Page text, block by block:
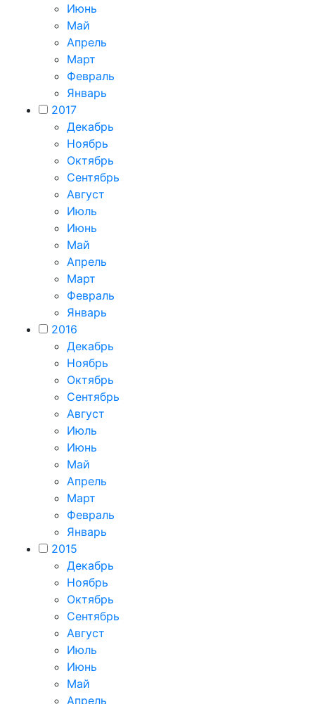
Июнь
Май
Апрель
Март
Февраль
Январь
2017
Декабрь
Ноябрь
Октябрь
Сентябрь
Август
Июль
Июнь
Май
Апрель
Март
Февраль
Январь
2016
Декабрь
Ноябрь
Октябрь
Сентябрь
Август
Июль
Июнь
Май
Апрель
Март
Февраль
Январь
2015
Декабрь
Ноябрь
Октябрь
Сентябрь
Август
Июль
Июнь
Май
Апрель